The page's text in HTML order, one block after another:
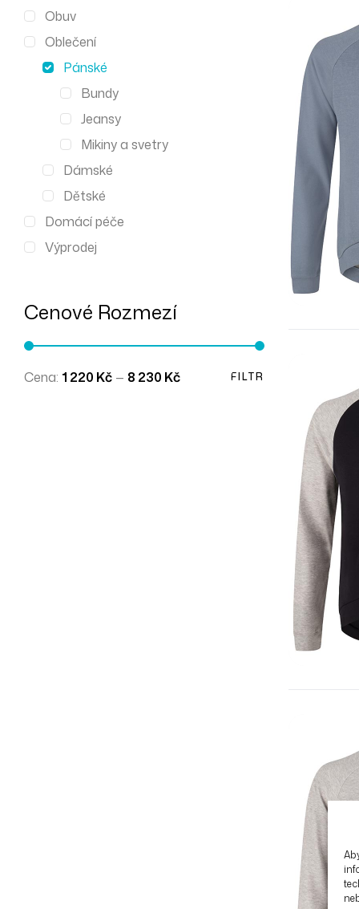
Obuv
Oblečení
Pánské
Bundy
Jeansy
Mikiny a svetry
Dámské
Dětské
Domácí péče
Výprodej
Cenové Rozmezí
FILTR
Cena: 1 220 Kč — 8 230 Kč